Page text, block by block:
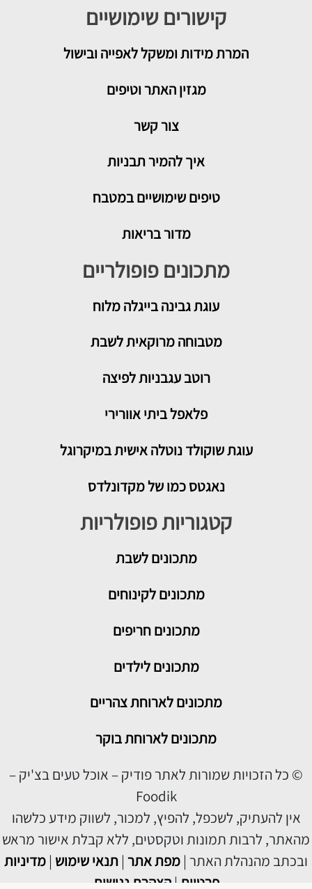
קישורים שימושיים
המרת מידות ומשקל לאפייה ובישול
מגזין האתר וטיפים
צור קשר
איך להמיר תבניות
טיפים שימושיים במטבח
מדור בריאות
מתכונים פופולריים
עוגת גבינה בייגלה מלוח
מטבוחה מרוקאית לשבת
רוטב עגבניות לפיצה
פלאפל ביתי אוורירי
עוגת שוקולד נוטלה אישית במיקרוגל
נאגטס כמו של מקדונלדס
קטגוריות פופולריות
מתכוניםלשבת
מתכונים לקינוחים
מתכונים חריפים
מתכונים לילדים
מתכונים לארוחת צהריים
מתכונים לארוחת בוקר
© כל הזכויות שמורות לאתר פודיק – אוכל טעים בצ'יק –
Foodik
אין להעתיק, לשכפל, להפיץ, למכור, לשווק מידע כלשהו
מהאתר, לרבות תמונות וטקסטים, ללא קבלת אישור מראש
ובכתב מהנהלת האתר | מפת אתר | תנאי שימוש | מדיניות
פרטיות |הצהרת נגישות